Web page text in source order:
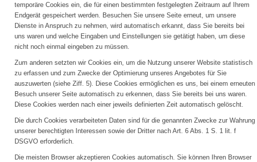
temporäre Cookies ein, die für einen bestimmten festgelegten Zeitraum auf Ihrem
Endgerät gespeichert werden. Besuchen Sie unsere Seite erneut, um unsere
Dienste in Anspruch zu nehmen, wird automatisch erkannt, dass Sie bereits bei
uns waren und welche Eingaben und Einstellungen sie getätigt haben, um diese
nicht noch einmal eingeben zu müssen.
Zum anderen setzten wir Cookies ein, um die Nutzung unserer Website statistisch
zu erfassen und zum Zwecke der Optimierung unseres Angebotes für Sie
auszuwerten (siehe Ziff. 5). Diese Cookies ermöglichen es uns, bei einem erneuten
Besuch unserer Seite automatisch zu erkennen, dass Sie bereits bei uns waren.
Diese Cookies werden nach einer jeweils definierten Zeit automatisch gelöscht.
Die durch Cookies verarbeiteten Daten sind für die genannten Zwecke zur Wahrung
unserer berechtigten Interessen sowie der Dritter nach Art. 6 Abs. 1 S. 1 lit. f
DSGVO erforderlich.
Die meisten Browser akzeptieren Cookies automatisch. Sie können Ihren Browser